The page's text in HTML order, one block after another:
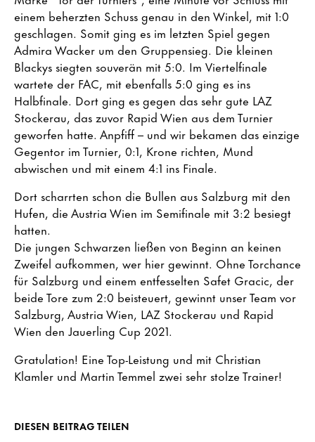
einem beherzten Schuss genau in den Winkel, mit 1:0
geschlagen. Somit ging es im letzten Spiel gegen
Admira Wacker um den Gruppensieg. Die kleinen
Blackys siegten souverän mit 5:0. Im Viertelfinale
wartete der FAC, mit ebenfalls 5:0 ging es ins
Halbfinale. Dort ging es gegen das sehr gute LAZ
Stockerau, das zuvor Rapid Wien aus dem Turnier
geworfen hatte. Anpfiff – und wir bekamen das einzige
Gegentor im Turnier, 0:1, Krone richten, Mund
abwischen und mit einem 4:1 ins Finale.
Dort scharrten schon die Bullen aus Salzburg mit den
Hufen, die Austria Wien im Semifinale mit 3:2 besiegt
hatten.
Die jungen Schwarzen ließen von Beginn an keinen
Zweifel aufkommen, wer hier gewinnt. Ohne Torchance
für Salzburg und einem entfesselten Safet Gracic, der
beide Tore zum 2:0 beisteuert, gewinnt unser Team vor
Salzburg, Austria Wien, LAZ Stockerau und Rapid
Wien den Jauerling Cup 2021.
Gratulation! Eine Top-Leistung und mit Christian
Klamler und Martin Temmel zwei sehr stolze Trainer!
DIESEN BEITRAG TEILEN